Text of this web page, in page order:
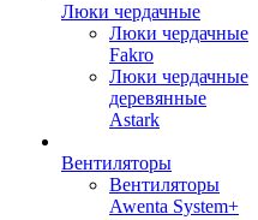
Люки чердачные
Люки чердачные
Fakro
Люки чердачные
деревянные
Astark
Вентиляторы
Вентиляторы
Awenta System+